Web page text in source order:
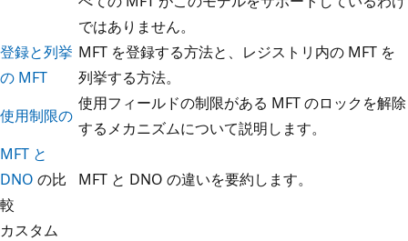
ではありません。
登録と列挙
の MFT
MFT を登録する方法と、レジストリ内の MFT を
列挙する方法。
使用制限の
使用フィールドの制限がある MFT のロックを解除
するメカニズムについて説明します。
MFT と
DNO の比
較
MFT と DNO の違いを要約します。
カスタム